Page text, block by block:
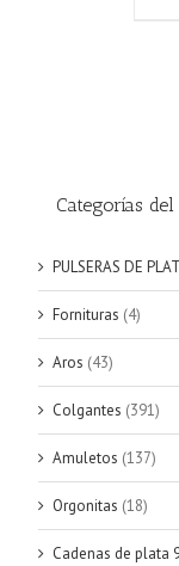
Categorías
PULSERAS DE
Fornituras (4)
Aros (43)
Colgantes (391)
Amuletos (137)
Orgonitas (18)
Cadenas de plata